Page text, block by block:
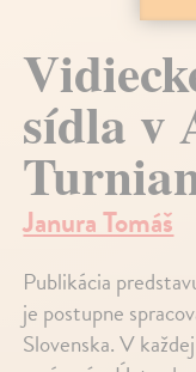
sídla v
Janura Tomáš
Publikácia
je postupne
Slovenska. V